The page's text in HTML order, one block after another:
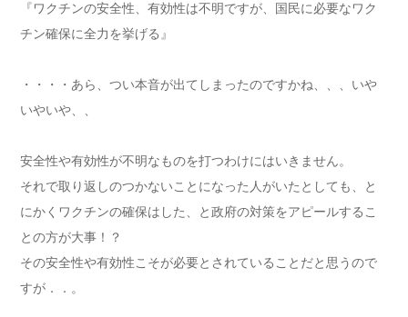
『ワクチンの安全性、有効性は不明ですが、国民に必要なワク
チン確保に全力を挙げる』
・・・・あら、つい本音が出てしまったのですかね、、、いや
いやいや、、
安全性や有効性が不明なものを打つわけにはいきません。
それで取り返しのつかないことになった人がいたとしても、と
にかくワクチンの確保はした、と政府の対策をアピールするこ
との方が大事！？
その安全性や有効性こそが必要とされていることだと思うので
すが．．。